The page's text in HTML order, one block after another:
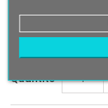
Quantité